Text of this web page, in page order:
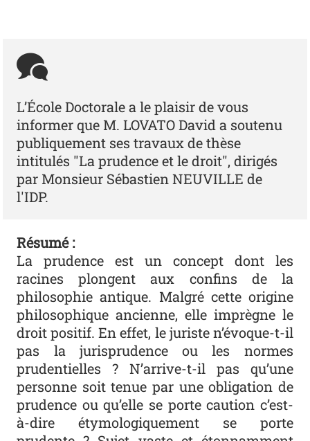
L’École Doctorale a le plaisir de vous
informer que M. LOVATO David a soutenu
publiquement ses travaux de thèse
intitulés "La prudence et le droit", dirigés
par Monsieur Sébastien NEUVILLE de
l'IDP.
Résumé :
La prudence est un concept dont les
racines plongent aux confins de la
philosophie antique. Malgré cette origine
philosophique ancienne, elle imprègne le
droit positif. En effet, le juriste n’évoque-t-il
pas la jurisprudence ou les normes
prudentielles ? N’arrive-t-il pas qu’une
personne soit tenue par une obligation de
prudence ou qu’elle se porte caution c’est-
à-dire étymologiquement se porte